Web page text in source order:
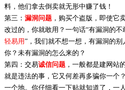
料，他们拿去倒卖就无形中赚了钱！
第三： 漏洞问题 ，购买个盗版，即使它
改过的，你就敢用？一句话“有漏洞的不
轻易用”，我们就不想一想，有漏洞的
你？未有漏洞的怎么来的？
第四：交易诚信问题 ，一般都是建网站
就是违法的事，它又何差再多骗你一个
一个地。你仔细看一下贴就知道了，一